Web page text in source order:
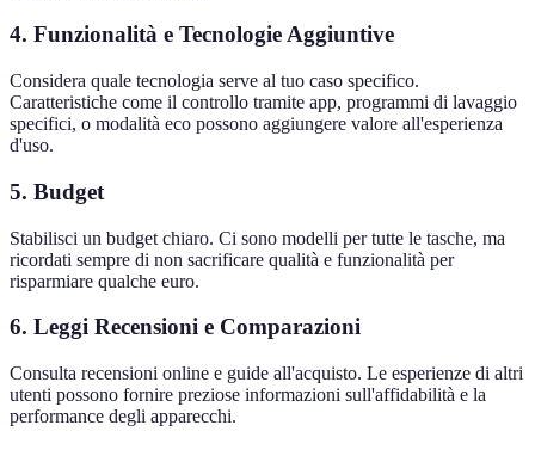
4. Funzionalità e Tecnologie Aggiuntive
Considera quale tecnologia serve al tuo caso specifico.
Caratteristiche come il controllo tramite app, programmi di lavaggio
specifici, o modalità eco possono aggiungere valore all'esperienza
d'uso.
5. Budget
Stabilisci un budget chiaro. Ci sono modelli per tutte le tasche, ma
ricordati sempre di non sacrificare qualità e funzionalità per
risparmiare qualche euro.
6. Leggi Recensioni e Comparazioni
Consulta recensioni online e guide all'acquisto. Le esperienze di altri
utenti possono fornire preziose informazioni sull'affidabilità e la
performance degli apparecchi.